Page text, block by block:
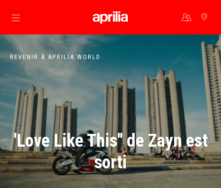
Aller au contenu principal
REVENIR À APRILIA WORLD
'Love Like This'' de Zayn est
sorti